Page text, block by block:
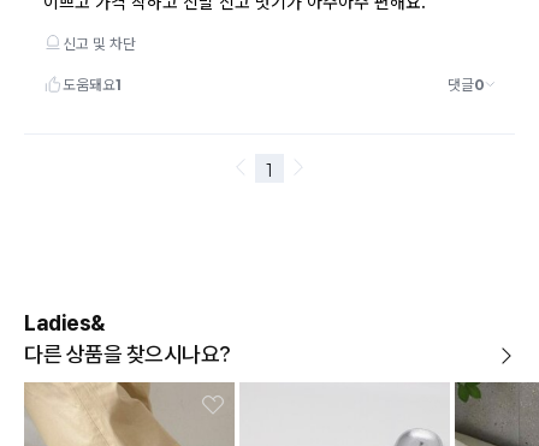
Ladies&
다른 상품을 찾으시나요?